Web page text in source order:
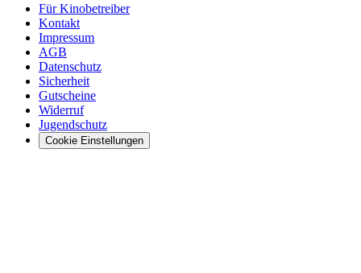
Für Kinobetreiber
Kontakt
Impressum
AGB
Datenschutz
Sicherheit
Gutscheine
Widerruf
Jugendschutz
Cookie Einstellungen